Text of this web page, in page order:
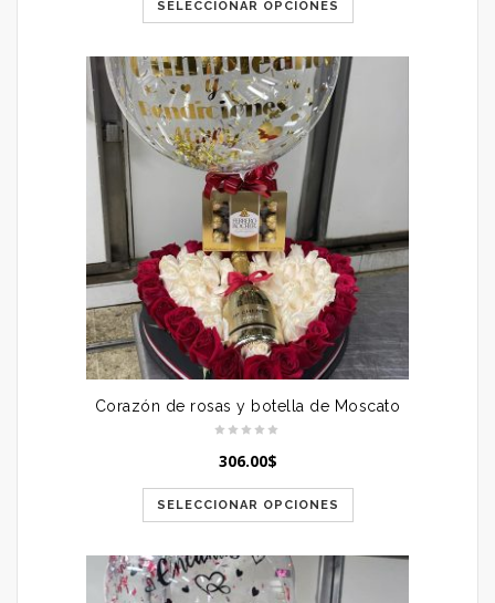
SELECCIONAR OPCIONES
Corazón de rosas y botella de Moscato
306.00$
SELECCIONAR OPCIONES